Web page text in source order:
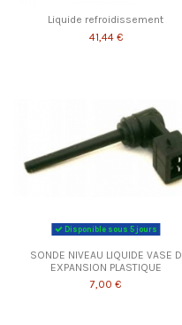
Liquide refroidissement
41,44 €
Disponible sous 5 jours
SONDE NIVEAU LIQUIDE VASE D
EXPANSION PLASTIQUE
7,00 €